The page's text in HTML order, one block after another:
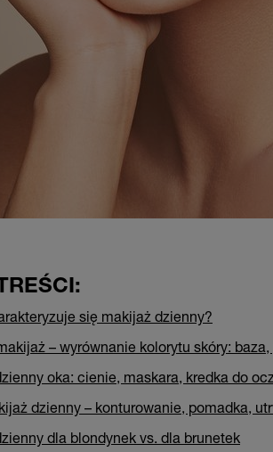
się makijaż dzienny?
– wyrównanie kolorytu skóry: baza,
oka: cienie, maskara, kredka do
dzienny – konturowanie, pomadka,
dla blondynek vs. dla brunetek